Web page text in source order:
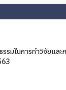
รรมในการทำวิจัยแล